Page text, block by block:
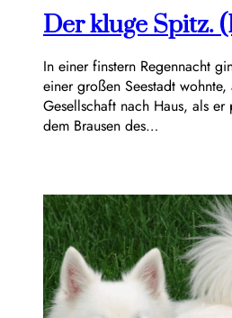
Der kluge Spitz.
In einer finstern Regennacht
einer großen Seestadt wohnte,
Gesellschaft nach Haus, als
dem Brausen des…